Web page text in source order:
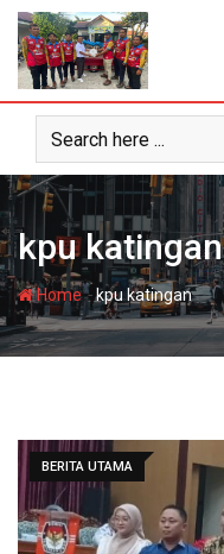
Skip
content
kpu katingan
Home-kpu katingan
BERITA UTAMA